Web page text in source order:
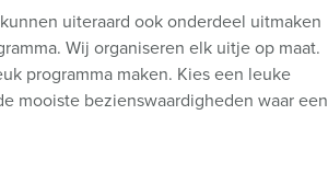
uiteraard ook onderdeel uitmaken
Wij organiseren elk uitje op maat.
programma maken. Kies een leuke
mooiste bezienswaardigheden waar een